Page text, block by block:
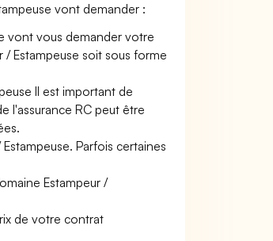
vont demander :
vont vous demander votre
Estampeuse soit sous forme
Il est important de
l'assurance RC peut être
Parfois certaines
Estampeur /
de votre contrat